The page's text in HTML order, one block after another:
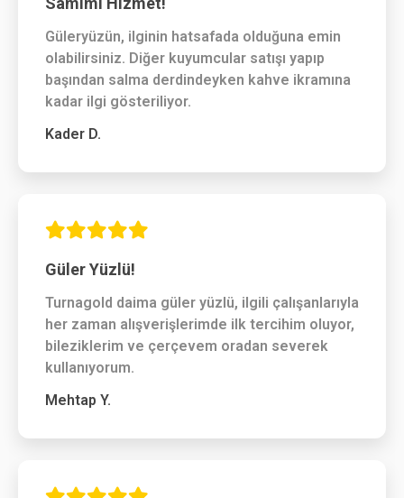
Güleryüzün, ilginin hatsafada olduğuna emin
olabilirsiniz. Diğer kuyumcular satışı yapıp
başından salma derdindeyken kahve ikramına
kadar ilgi gösteriliyor.
Kader D.
Güler Yüzlü!
Turnagold daima güler yüzlü, ilgili çalışanlarıyla
her zaman alışverişlerimde ilk tercihim oluyor,
bileziklerim ve çerçevem oradan severek
kullanıyorum.
Mehtap Y.